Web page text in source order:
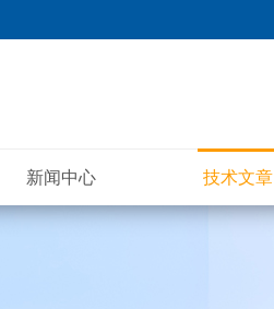
新闻中心 技术文章